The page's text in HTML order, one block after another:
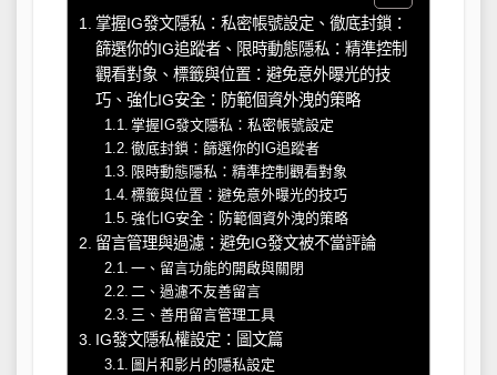
掌握IG發文隱私：私密帳號設定、徹底封鎖：
篩選你的IG追蹤者、限時動態隱私：精準控制
觀看對象、標籤與位置：避免意外曝光的技
巧、強化IG安全：防範個資外洩的策略
掌握IG發文隱私：私密帳號設定
徹底封鎖：篩選你的IG追蹤者
限時動態隱私：精準控制觀看對象
標籤與位置：避免意外曝光的技巧
強化IG安全：防範個資外洩的策略
留言管理與過濾：避免IG發文被不當評論
一、留言功能的開啟與關閉
二、過濾不友善留言
三、善用留言管理工具
IG發文隱私權設定：圖文篇
圖片和影片的隱私設定